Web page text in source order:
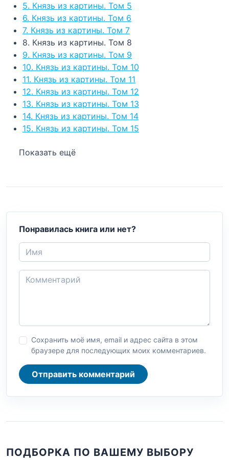
5. Князь из картины. Том 5
6. Князь из картины. Том 6
7. Князь из картины. Том 7
8. Князь из картины. Том 8
9. Князь из картины. Том 9
10. Князь из картины. Том 10
11. Князь из картины. Том 11
12. Князь из картины. Том 12
13. Князь из картины. Том 13
14. Князь из картины. Том 14
15. Князь из картины. Том 15
Показать ещё
Понравилась книга или нет?
Сохранить моё имя, email и адрес сайта в этом
браузере для последующих моих комментариев.
Отправить комментарий
ПОДБОРКА ПО ВАШЕМУ ВЫБОРУ